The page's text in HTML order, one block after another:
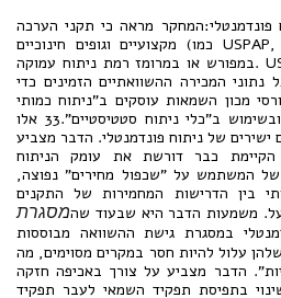
פונדמנטלי:המחקר מראה כי תקני הערכה
מקצועיים וגופים חינוכיים (כמו USPAP, מכון השמאות, RICS) דורשים
במפורש או במרומז רמת ניתוח עמוקה. USPAP מחייב "בחינה יסודית של
2 ו"ניתוח כל נתוני המכירה ההשוואתיים הזמינים כדי
תוצאות אמינות".10 קורסי מכון השמאות עוסקים ב"ניתוח כמותי
ואיכותני של מכירות השוואה" ובשימוש ב"כלי ניתוח סטטיסטיים".33 אלו
ישירים של ניתוח פונדמנטלי. הדבר מצביע
כבר דורשת את עומק הניתוח
המשתמש על "שכפול מחירים" נפוצה,
בין הדרישות המחמירות של התקנים
משמעות הדבר היא שבעוד שהמסגרת
במסגרת גישת ההשוואה מבוססות
עלול להיות חסר במקרים מסוימים, מה
הדבר מצביע על צורך באכיפה חזקה
בתפיסת תפקיד השמאי לעבר תפקיד